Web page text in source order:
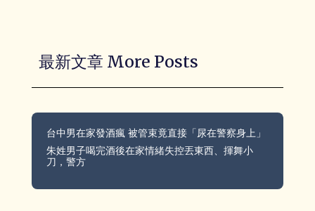
最新文章 More Posts
台中男在家發酒瘋 被管束竟直接「尿在警察身上」
朱姓男子喝完酒後在家情緒失控丟東西、揮舞小
刀，警方